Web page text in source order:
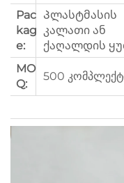
Pac
kag
e:
Პლასტმასის
კალათი ან
ქაღალდის
MO
Q:
500